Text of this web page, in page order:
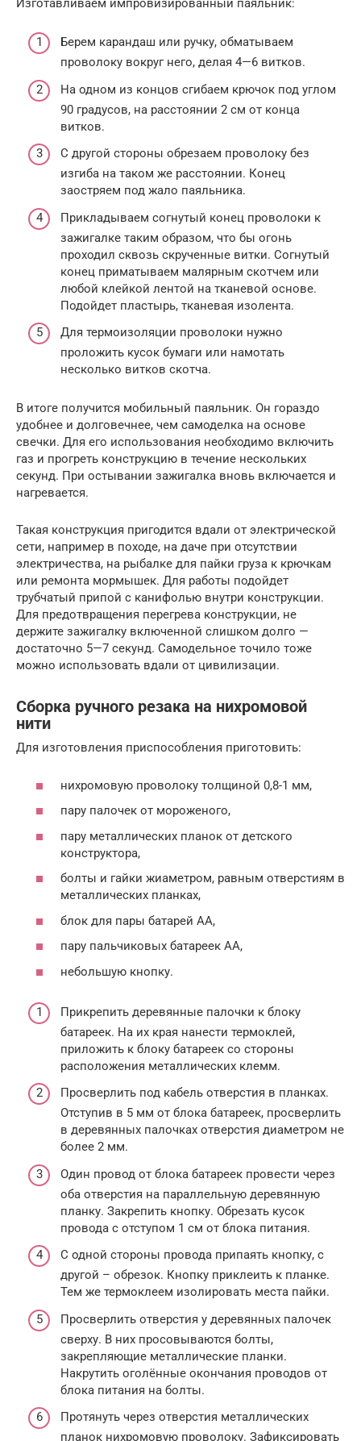
Изготавливаем импровизированный паяльник:
Берем карандаш или ручку, обматываем
проволоку вокруг него, делая 4—6 витков.
На одном из концов сгибаем крючок под углом
90 градусов, на расстоянии 2 см от конца
витков.
С другой стороны обрезаем проволоку без
изгиба на таком же расстоянии. Конец
заостряем под жало паяльника.
Прикладываем согнутый конец проволоки к
зажигалке таким образом, что бы огонь
проходил сквозь скрученные витки. Согнутый
конец приматываем малярным скотчем или
любой клейкой лентой на тканевой основе.
Подойдет пластырь, тканевая изолента.
Для термоизоляции проволоки нужно
проложить кусок бумаги или намотать
несколько витков скотча.
В итоге получится мобильный паяльник. Он гораздо
удобнее и долговечнее, чем самоделка на основе
свечки. Для его использования необходимо включить
газ и прогреть конструкцию в течение нескольких
секунд. При остывании зажигалка вновь включается и
нагревается.
Такая конструкция пригодится вдали от электрической
сети, например в походе, на даче при отсутствии
электричества, на рыбалке для пайки груза к крючкам
или ремонта мормышек. Для работы подойдет
трубчатый припой с канифолью внутри конструкции.
Для предотвращения перегрева конструкции, не
держите зажигалку включенной слишком долго —
достаточно 5—7 секунд. Самодельное точило тоже
можно использовать вдали от цивилизации.
Сборка ручного резака на нихромовой
нити
Для изготовления приспособления приготовить:
нихромовую проволоку толщиной 0,8-1 мм,
пару палочек от мороженого,
пару металлических планок от детского
конструктора,
болты и гайки жиаметром, равным отверстиям в
металлических планках,
блок для пары батарей АА,
пару пальчиковых батареек АА,
небольшую кнопку.
Прикрепить деревянные палочки к блоку
батареек. На их края нанести термоклей,
приложить к блоку батареек со стороны
расположения металлических клемм.
Просверлить под кабель отверстия в планках.
Отступив в 5 мм от блока батареек, просверлить
в деревянных палочках отверстия диаметром не
более 2 мм.
Один провод от блока батареек провести через
оба отверстия на параллельную деревянную
планку. Закрепить кнопку. Обрезать кусок
провода с отступом 1 см от блока питания.
С одной стороны провода припаять кнопку, с
другой – обрезок. Кнопку приклеить к планке.
Тем же термоклеем изолировать места пайки.
Просверлить отверстия у деревянных палочек
сверху. В них просовываются болты,
закрепляющие металлические планки.
Накрутить оголённые окончания проводов от
блока питания на болты.
Протянуть через отверстия металлических
планок нихромовую проволоку. Зафиксировать